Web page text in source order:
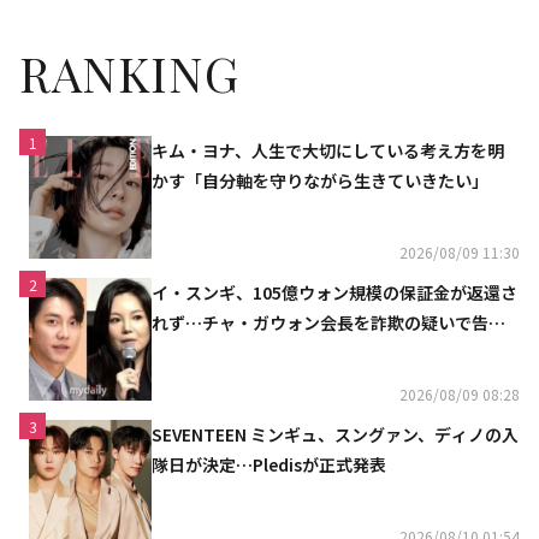
RANKING
1
キム・ヨナ、人生で大切にしている考え方を明
かす「自分軸を守りながら生きていきたい」
2026/08/09 11:30
2
イ・スンギ、105億ウォン規模の保証金が返還さ
れず…チャ・ガウォン会長を詐欺の疑いで告訴
2026/08/09 08:28
3
SEVENTEEN ミンギュ、スングァン、ディノの入
隊日が決定…Pledisが正式発表